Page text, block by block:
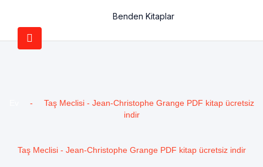
Benden Kitaplar
-
Taş Meclisi - Jean-Christophe Grange PDF kitap ücretsiz
indir
Taş Meclisi - Jean-Christophe Grange PDF kitap ücretsiz indir